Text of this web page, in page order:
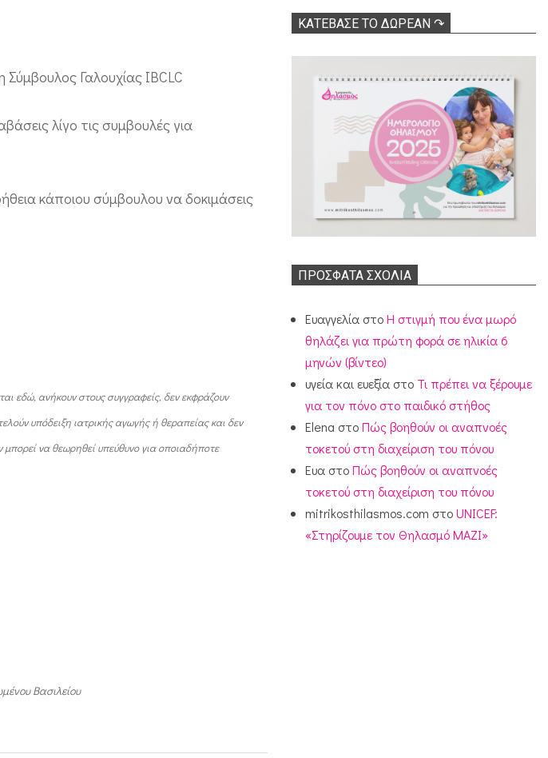
Γαλουχίας IBCLC
λίγο τις συμβουλές για
κάποιου σύμβουλου να δοκιμάσεις
εδώ, ανήκουν στους συγγραφείς, δεν εκφράζουν
υπόδειξη ιατρικής αγωγής ή θεραπείας και δεν
να θεωρηθεί υπεύθυνο για οποιαδήποτε
Βασιλείου
ΚΑΤΕΒΑΣΕ ΤΟ ΔΩΡΕΑΝ ↷
ΠΡΌΣΦΑΤΑ ΣΧΌΛΙΑ
Ευαγγελία στοΗ στιγμή που ένα μωρό
θηλάζει για πρώτη φορά σε ηλικία 6
μηνών (βίντεο)
υγεία και ευεξία στο Τι πρέπει να ξέρουμε
για τον πόνο στο παιδικό στήθος
Elena στοΠώς βοηθούν οι αναπνοές
τοκετού στη διαχείριση του πόνου
Ευα στοΠώς βοηθούν οι αναπνοές
τοκετού στη διαχείριση του πόνου
mitrikosthilasmos.com στοUNICEF:
«Στηρίζουμε τον Θηλασμό ΜΑΖΙ»